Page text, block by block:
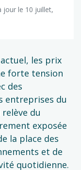
jour le 10 juillet,
les prix
forte tension
des
entreprises du
du
exposée
la place des
et de
quotidienne.